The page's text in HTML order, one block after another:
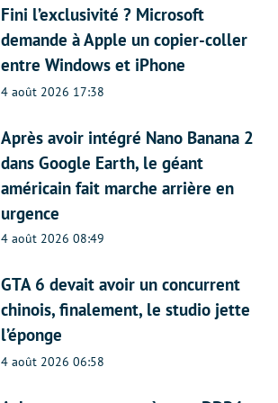
Fini l’exclusivité ? Microsoft
demande à Apple un copier-coller
entre Windows et iPhone
4 août 2026 17:38
Après avoir intégré Nano Banana 2
dans Google Earth, le géant
américain fait marche arrière en
urgence
4 août 2026 08:49
GTA 6 devait avoir un concurrent
chinois, finalement, le studio jette
l’éponge
4 août 2026 06:58